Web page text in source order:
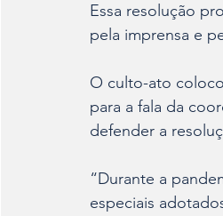
Essa resolução
pela imprensa e
O culto-ato
para a fala da
defender a
“Durante a
especiais